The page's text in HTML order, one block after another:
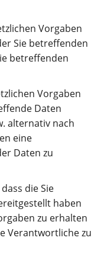
Vorgaben
Sie betreffenden
betreffenden
Vorgaben
Daten
alternativ nach
eine
Daten zu
die Sie
haben
zu erhalten
Verantwortliche zu